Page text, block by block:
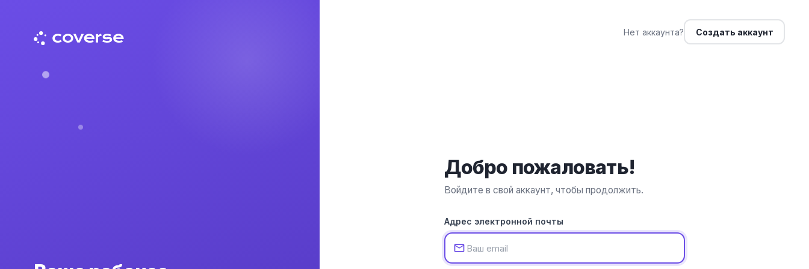
Нет аккаунта? Создать аккаунт
Добро пожаловать!
Войдите в свой аккаунт, чтобы продолжить.
Адрес электронной почты
mail